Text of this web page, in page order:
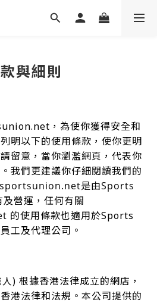
與細則
，為使你獲得安全和
明以下的使用條款，使你更明
留意，當你瀏濫網頁，代表你
我們更建議你仔細閱讀我們的
是由Sports
及營運，任何有關
的使用條款也適用於Sports
工及代理公司。
) 根據香港法律成立的網店 ，
港法律和法規。本公司提供的